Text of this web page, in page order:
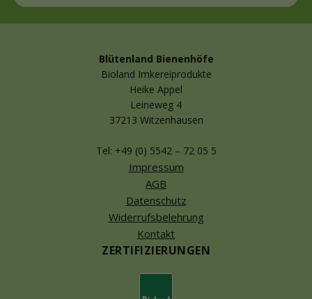
Blütenland Bienenhöfe
Bioland Imkereiprodukte
Heike Appel
Leineweg 4
37213 Witzenhausen
Tel: +49 (0) 5542 – 72 05 5
Impressum
AGB
Datenschutz
Widerrufsbelehrung
Kontakt
ZERTIFIZIERUNGEN